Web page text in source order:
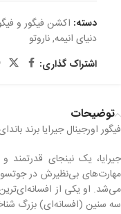
دسته: اکشن فیگور و
دنیای انیمه,ناروتو
اشتراک گذاری:
توضیحات
فیگور اورجینال جیرایا برند
جیرایا، یک نینجای قدرتمند
مهارت‌های بی‌نظیرش در
می‌شد. او یکی از افسانه‌ای‌ترین
سه سنین (افسانه‌ای) بزرگ